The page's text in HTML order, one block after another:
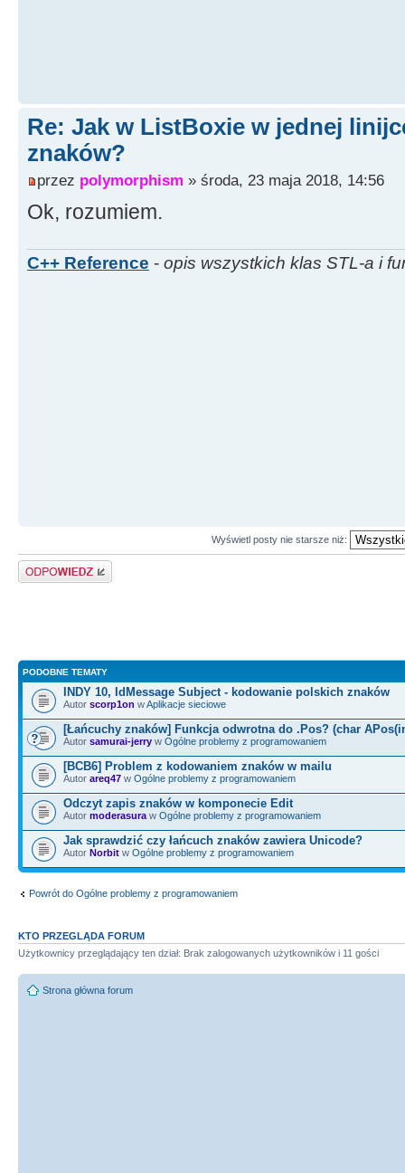
Re: Jak w ListBoxie w jednej
znaków?
przez polymorphism » środa, 23 maja 2018, 14:56
Ok, rozumiem.
C++ Reference - opis wszystkich klas STL-a i
Wyświetl posty nie starsze niż:
Odpowiedz
PODOBNE TEMATY
INDY 10, IdMessage Subject - kodowanie polskich znaków
Autor scorp1on wAplikacje sieciowe
[Łańcuchy znaków] Funkcja odwrotna do .Pos? (char
Autor samurai-jerry w Ogólne problemy z programowaniem
[BCB6] Problem z kodowaniem znaków w mailu
Autor areq47 w Ogólne problemy z programowaniem
Odczyt zapis znaków w komponecie Edit
Autor moderasura w Ogólne problemy z programowaniem
Jak sprawdzić czy łańcuch znaków zawiera Unicode?
Autor Norbit w Ogólne problemy z programowaniem
Powrót do Ogólne problemy z programowaniem
KTO PRZEGLĄDA FORUM
Użytkownicy przeglądający ten dział: Brak zalogowanych użytkowników i 11 gości
Strona główna forum